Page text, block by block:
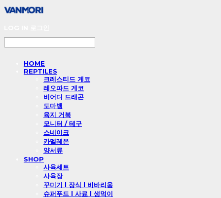
HOME
REPTILES
크레스티드 게코
레오파드 게코
비어디 드래곤
도마뱀
육지 거북
모니터 / 테구
스네이크
카멜레온
양서류
SHOP
사육세트
사육장
꾸미기 l 장식 l 비바리움
슈퍼푸드 l 사료 l 생먹이